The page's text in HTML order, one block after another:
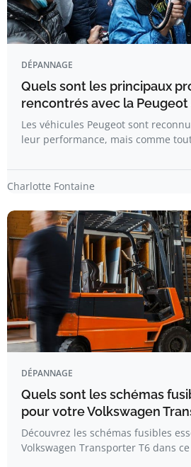
DÉPANNAGE
Quels sont les principaux
rencontrés avec la Peugeot
Les véhicules Peugeot sont
leur performance, mais comme
Charlotte Fontaine
DÉPANNAGE
Quels sont les schémas
pour votre Volkswagen
Découvrez les schémas fusibles
Volkswagen Transporter T6 dans